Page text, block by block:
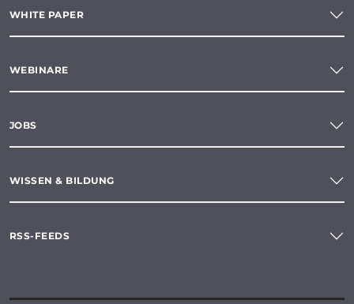
WHITE PAPER
WEBINARE
JOBS
WISSEN & BILDUNG
RSS-FEEDS